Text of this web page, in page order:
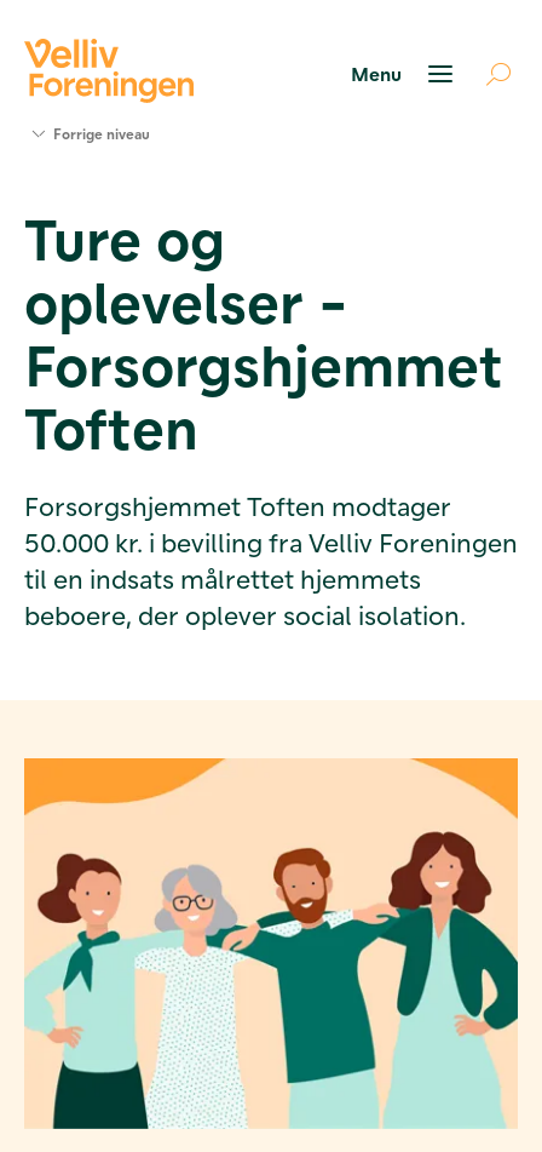
Værktøjer
og viden
Om Velliv
Foreningen
Kontakt
os
Forrige niveau
Ture og
oplevelser -
Forsorgshjemmet
Toften
Forsorgshjemmet Toften modtager
50.000 kr. i bevilling fra Velliv Foreningen
til en indsats målrettet hjemmets
beboere, der oplever social isolation.